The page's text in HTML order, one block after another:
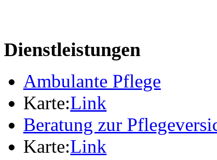
Dienstleistungen
Ambulante Pflege
Karte:Link
Beratung zur
Karte:Link